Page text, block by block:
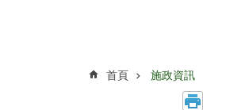
首頁 施政資訊